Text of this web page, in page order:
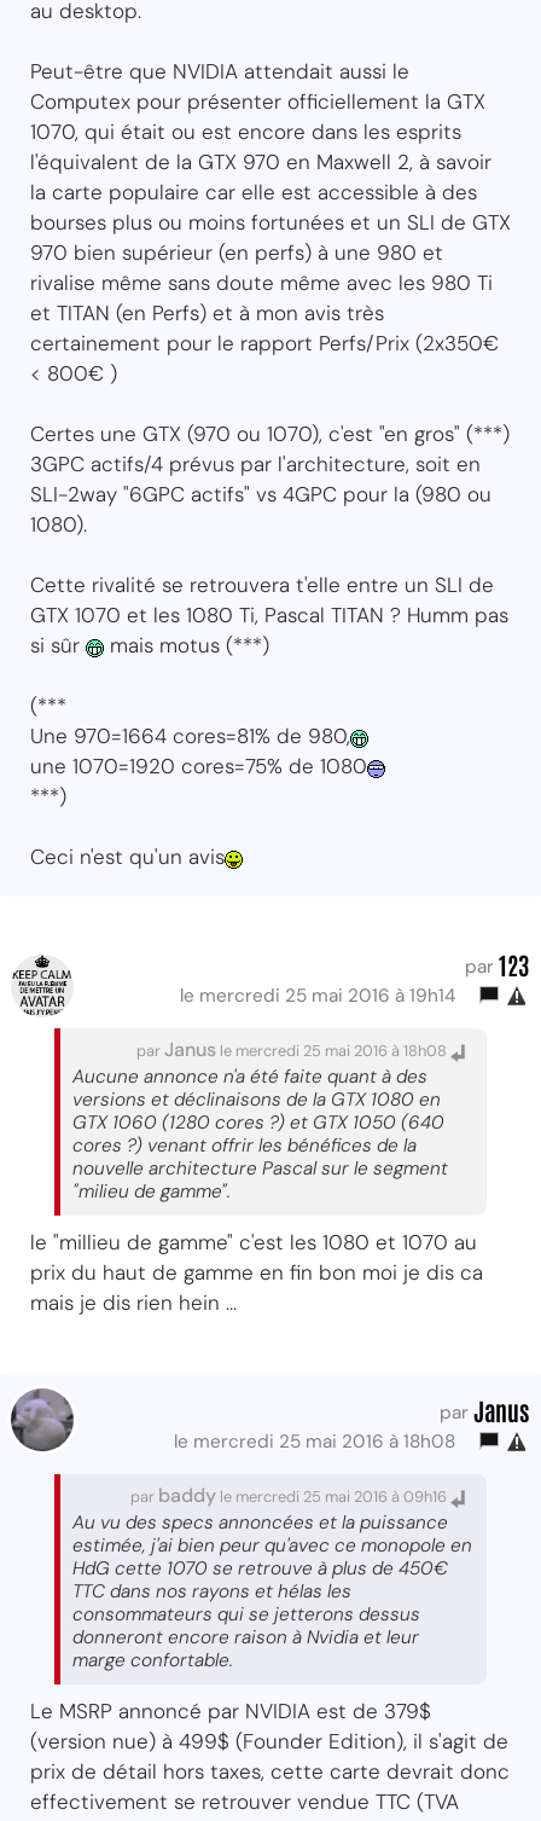
au desktop.
Peut-être que NVIDIA attendait aussi le
Computex pour présenter officiellement la GTX
1070, qui était ou est encore dans les esprits
l'équivalent de la GTX 970 en Maxwell 2, à savoir
la carte populaire car elle est accessible à des
bourses plus ou moins fortunées et un SLI de GTX
970 bien supérieur (en perfs) à une 980 et
rivalise même sans doute même avec les 980 Ti
et TITAN (en Perfs) et à mon avis très
certainement pour le rapport Perfs/Prix (2x350€
< 800€ )
Certes une GTX (970 ou 1070), c'est "en gros" (***)
3GPC actifs/4 prévus par l'architecture, soit en
SLI-2way "6GPC actifs" vs 4GPC pour la (980 ou
1080).
Cette rivalité se retrouvera t'elle entre un SLI de
GTX 1070 et les 1080 Ti, Pascal TITAN ? Humm pas
si sûr
mais motus (***)
(***
Une 970=1664 cores=81% de 980,
une 1070=1920 cores=75% de 1080
***)
Ceci n'est qu'un avis
par 123
le mercredi 25 mai 2016 à 19h14
parJanus le mercredi 25 mai 2016 à 18h08
Aucune annonce n'a été faite quant à des
versions et déclinaisons de la GTX 1080 en
GTX 1060 (1280 cores ?) et GTX 1050 (640
cores ?) venant offrir les bénéfices de la
nouvelle architecture Pascal sur le segment
"milieu de gamme".
le "millieu de gamme" c'est les 1080 et 1070 au
prix du haut de gamme en fin bon moi je dis ca
mais je dis rien hein ...
par Janus
le mercredi 25 mai 2016 à 18h08
par baddy le mercredi 25 mai 2016 à 09h16
Au vu des specs annoncées et la puissance
estimée, j'ai bien peur qu'avec ce monopole en
HdG cette 1070 se retrouve à plus de 450€
TTC dans nos rayons et hélas les
consommateurs qui se jetterons dessus
donneront encore raison à Nvidia et leur
marge confortable.
Le MSRP annoncé par NVIDIA est de 379$
(version nue) à 499$ (Founder Edition), il s'agit de
prix de détail hors taxes, cette carte devrait donc
effectivement se retrouver vendue TTC (TVA